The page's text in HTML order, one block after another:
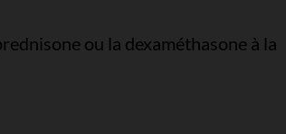
ou la dexaméthasone à la